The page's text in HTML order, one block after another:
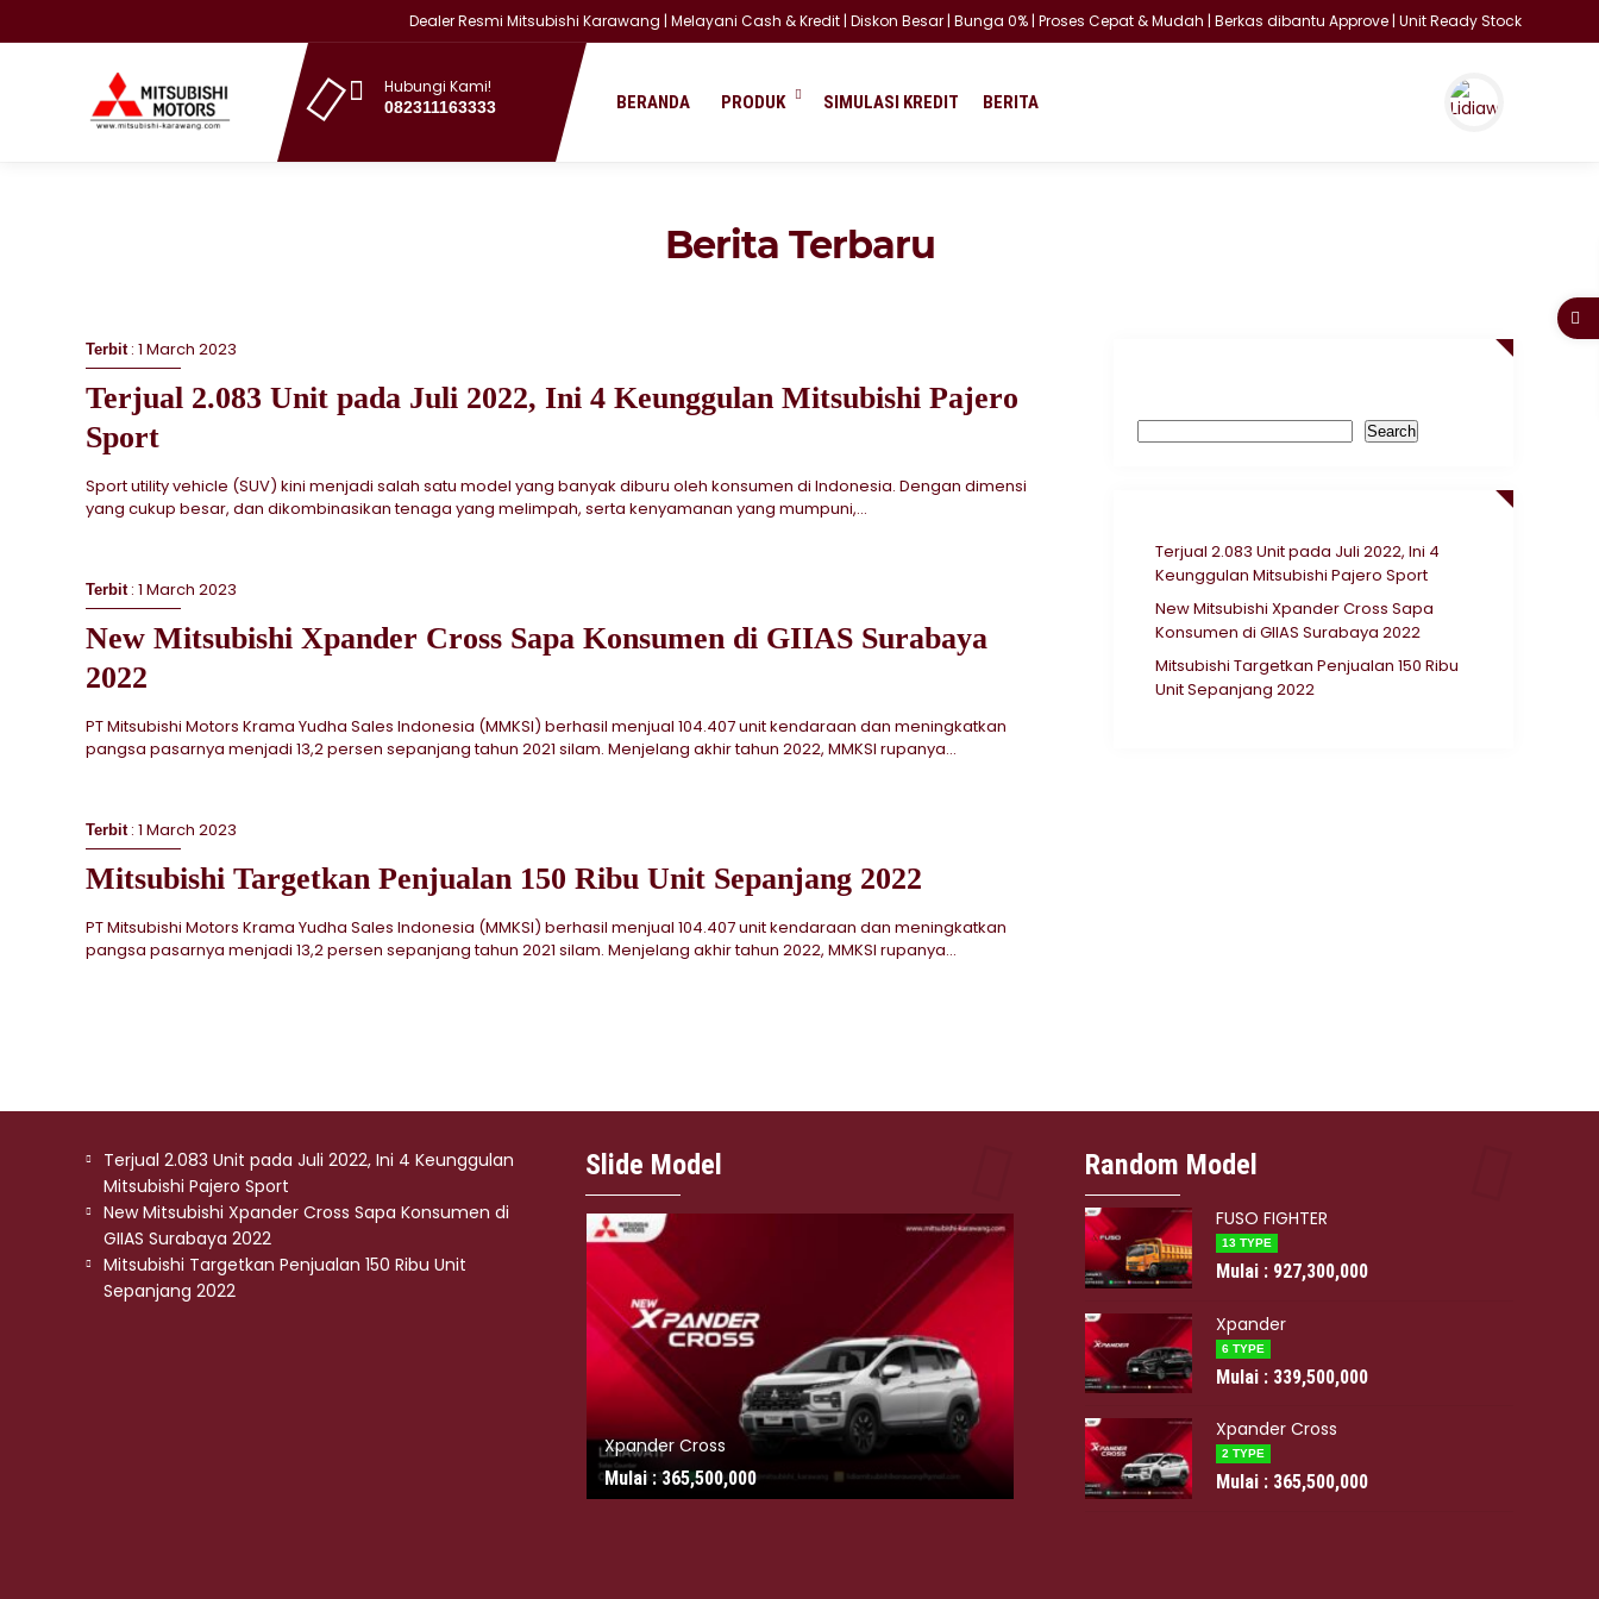
Dealer Resmi Mitsubishi Karawang | Melayani Cash & Kredit | Diskon Besar | Bunga 0% | Proses Cepat & Mudah | Berkas dibantu Approve | Unit Ready Stock
Hubungi Kami!
082311163333 BERANDA PRODUK SIMULASI KREDIT BERITA
Berita Terbaru
Terbit: 1 March 2023
Terjual 2.083 Unit pada Juli 2022, Ini 4 Keunggulan Mitsubishi Pajero
Sport
Sport utility vehicle (SUV) kini menjadi salah satu model yang banyak diburu oleh konsumen di Indonesia. Dengan dimensi
yang cukup besar, dan dikombinasikan tenaga yang melimpah, serta kenyamanan yang mumpuni,...
Terbit: 1 March 2023
New Mitsubishi Xpander Cross Sapa Konsumen di GIIAS Surabaya
2022
PT Mitsubishi Motors Krama Yudha Sales Indonesia (MMKSI) berhasil menjual 104.407 unit kendaraan dan meningkatkan
pangsa pasarnya menjadi 13,2 persen sepanjang tahun 2021 silam. Menjelang akhir tahun 2022, MMKSI rupanya...
Terbit: 1 March 2023
Mitsubishi Targetkan Penjualan 150 Ribu Unit Sepanjang 2022
PT Mitsubishi Motors Krama Yudha Sales Indonesia (MMKSI) berhasil menjual 104.407 unit kendaraan dan meningkatkan
pangsa pasarnya menjadi 13,2 persen sepanjang tahun 2021 silam. Menjelang akhir tahun 2022, MMKSI rupanya...
Search
Terjual 2.083 Unit pada Juli 2022, Ini 4
Keunggulan Mitsubishi Pajero Sport
New Mitsubishi Xpander Cross Sapa
Konsumen di GIIAS Surabaya 2022
Mitsubishi Targetkan Penjualan 150 Ribu
Unit Sepanjang 2022
Terjual 2.083 Unit pada Juli 2022, Ini 4 Keunggulan
Mitsubishi Pajero Sport
New Mitsubishi Xpander Cross Sapa Konsumen di
GIIAS Surabaya 2022
Mitsubishi Targetkan Penjualan 150 Ribu Unit
Sepanjang 2022
Slide Model
L300
Mulai :247,400,000
Xpander
Mulai :339,500,000
Random Model
FUSO FIGHTER
13 TYPE
Mulai : 927,300,000
Xpander
6 TYPE
Mulai : 339,500,000
Xpander Cross
2 TYPE
Mulai : 365,500,000